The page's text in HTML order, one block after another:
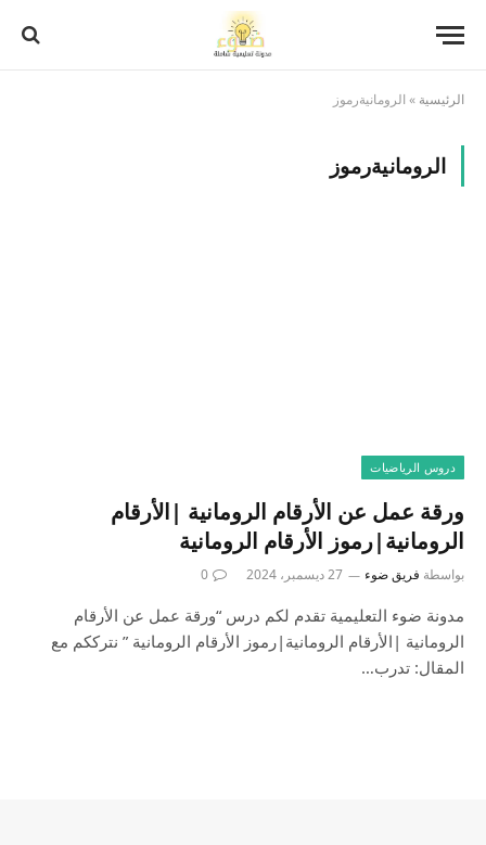
الرئيسية » الرومانيةرموز
الرومانيةرموز
دروس الرياضيات
ورقة عمل عن الأرقام الرومانية |الأرقام
الرومانية|رموز الأرقام الرومانية
بواسطة فريق ضوء 27 ديسمبر، 2024 0
مدونة ضوء التعليمية تقدم لكم درس “ورقة عمل عن الأرقام
الرومانية |الأرقام الرومانية|رموز الأرقام الرومانية ” نترككم مع
المقال: تدرب…